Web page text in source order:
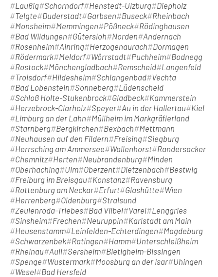
Laußig Schorndorf Henstedt-Ulzburg Diepholz
Telgte
Duderstadt Garbsen Buseck Rheinbach
Monsheim Memmingen Pößneck Rödinghausen
Bad Wildungen
Gütersloh Norden Andernach
Rosenheim Ainring Herzogenaurach
Dormagen
Rödermark Meldorf Wörrstadt Puchheim Bodnegg
Rostock Mönchengladbach Remscheid Langenfeld
Troisdorf Hildesheim Schlangenbad Vechta
Bad Lobenstein
Sonneberg Lüdenscheid
Schloß Holte-Stukenbrock Gladbeck Kammerstein
Herzebrock-Clarholz Speyer Au in der Hallertau
Kiel
Limburg an der Lahn
Müllheim im Markgräflerland
Starnberg Bergkirchen Bexbach
Mettmann
Neuhausen auf den Fildern
Freising Siegburg
Herrsching am Ammersee
Wallenhorst Randersacker
Chemnitz Herten Neubrandenburg Minden
Oberhaching Ulm Oberzent Dietzenbach
Bestwig
Freiburg im Breisgau
Konstanz Ravensburg
Rottenburg am Neckar Erfurt Glashütte
Wien
Herrenberg Oldenburg Stralsund
Zeulenroda-Triebes Bad Vilbel Varel Lenggries
Sinsheim Frechen Neuruppin
Karlstadt am Main
Heusenstamm Leinfelden-Echterdingen
Magdeburg
Schwarzenbek Ratingen Hamm Unterschleißheim
Rheinau Aull Sersheim Bietigheim-Bissingen
Spenge
Wustermark Moosburg an der Isar Uhingen
Wesel Bad Hersfeld